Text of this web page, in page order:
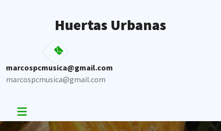
Huertas Urbanas
marcospcmusica@gmail.com
marcospcmusica@gmail.com